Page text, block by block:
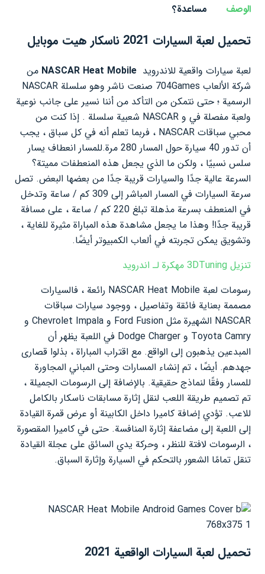
الوصف مساعدة؟
تحميل لعبة السيارات 2021 ناسكار هيت موبايل
لعبة سيارات واقعية للاندرويد NASCAR Heat Mobile من
شركة الألعاب 704Games صنعت ناشر وهو سلسلة NASCAR
الرسمية ؛ حتى نتمكن من التأكد من أننا نسير على جانب نوعية
ولعبة مفصلة في و NASCAR شعبية سلسلة . إذا كنت من
محبي سباقات NASCAR ، فربما تعلم أنه في كل سباق ، يجب
أن تدور 40 سيارة حول المسار 280 مرة.للمسار انعطاف يسار
سلس نسبيًا ، ولكن ما الذي يجعل هذه المنعطفات مميتة؟
السرعة عالية جدًا والسيارات قريبة جدًا من بعضها البعض. تصل
سرعة السيارات في المسار المباشر إلى 309 كم / ساعة وتدخل
في المنعطف بسرعة مذهلة تبلغ 220 كم / ساعة ، على مسافة
قريبة جدًا! وهذا ما يجعل مشاهدة هذه المباراة مثيرة للغاية ،
وتشويق يمكن تجربته في ألعاب الكمبيوتر أيضًا.
تنزيل 3DTuning مهكرة لـ اندرويد
رسومات لعبة NASCAR Heat Mobile رائعة ، فالسيارات
مصممة بعناية فائقة وتفاصيل ، ووجود سيارات سباقات
NASCAR الشهيرة مثل Ford Fusion و Chevrolet Impala و
Toyota Camry و Dodge Charger في اللعبة يظهر أن
المبدعين يذهبون إلى الواقع. مع اقتراب المباراة ، بذلوا قصارى
جهدهم. أيضًا ، تم إنشاء المسارات وحتى المباني المجاورة
للمسار وفقًا لنماذج حقيقية. بالإضافة إلى الرسومات الجميلة ،
تم تصميم طريقة اللعب لنقل إثارة مسابقات ناسكار بالكامل
للاعب. تؤدي إضافة كاميرا داخل الكابينة أو عرض قمرة القيادة
إلى اللعبة إلى مضاعفة إثارة المنافسة. حتى في كاميرا المقصورة
، الرسومات لافتة للنظر ، وحركة يدي السائق على عجلة القيادة
تنقل تمامًا الشعور بالتحكم في السيارة وإثارة السباق.
تحميل لعبة السيارات الواقعية 2021